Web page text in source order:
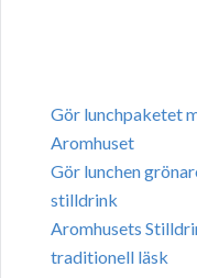
Gör lunchpaketet
Aromhuset
Gör lunchen
stilldrink
Aromhusets
traditionell läsk